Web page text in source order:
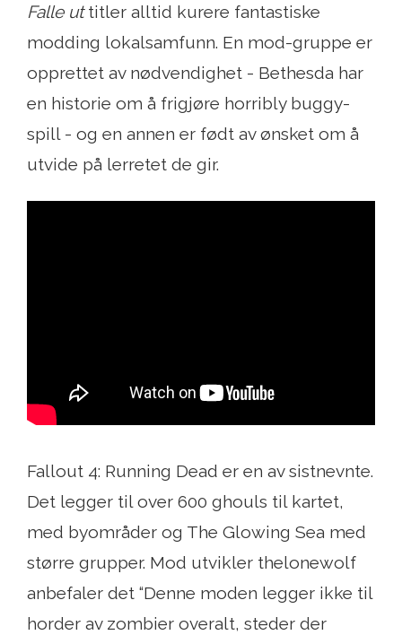
Falle uttitler alltid kurere fantastiske
modding lokalsamfunn. En mod-gruppe er
opprettet av nødvendighet - Bethesda har
en historie om å frigjøre horribly buggy-
spill - og en annen er født av ønsket om å
utvide på lerretet de gir.
Fallout 4: Running Dead er en av sistnevnte.
Det legger til over 600 ghouls til kartet,
med byområder og The Glowing Sea med
større grupper. Mod utvikler thelonewolf
anbefaler det “Denne moden legger ikke til
horder av zombier overalt, steder der